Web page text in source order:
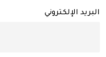
البريد الإلكتروني